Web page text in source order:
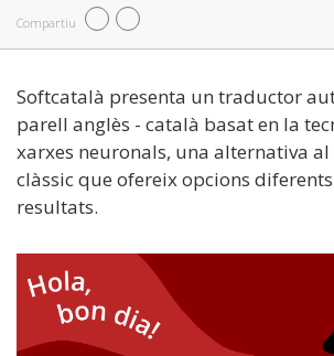
Compartiu
Softcatalà presenta un traductor
parell anglès - català basat en la
xarxes neuronals, una alternativa
clàssic que ofereix opcions
resultats.